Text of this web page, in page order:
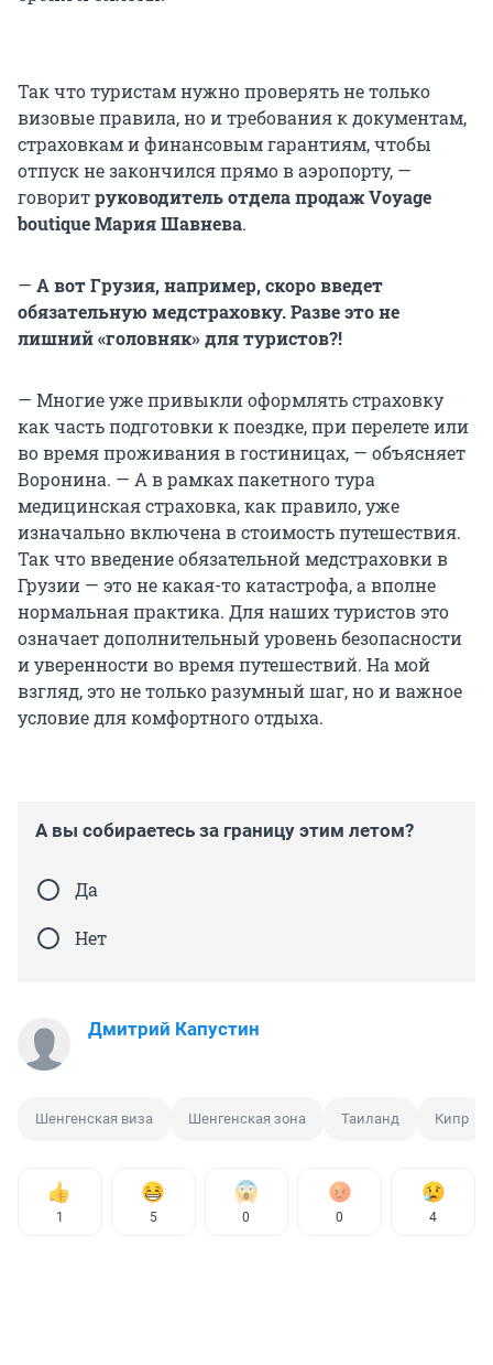
Так что туристам нужно проверять не только
визовые правила, но и требования к документам,
страховкам и финансовым гарантиям, чтобы
отпуск не закончился прямо в аэропорту, —
говоритруководитель отдела продаж Voyage
boutique Мария Шавнева.
— А вот Грузия, например, скоро введет
обязательную медстраховку. Разве это не
лишний «головняк» для туристов?!
— Многие уже привыкли оформлять страховку
как часть подготовки к поездке, при перелете или
во время проживания в гостиницах, — объясняет
Воронина. — А в рамках пакетного тура
медицинская страховка, как правило, уже
изначально включена в стоимость путешествия.
Так что введение обязательной медстраховки в
Грузии — это не какая-то катастрофа, а вполне
нормальная практика. Для наших туристов это
означает дополнительный уровень безопасности
и уверенности во время путешествий. На мой
взгляд, это не только разумный шаг, но и важное
условие для комфортного отдыха.
А вы собираетесь за границу этим летом?
Да
Нет
Дмитрий Капустин
Шенгенская виза Шенгенская зона Таиланд Кипр
1 5 0 0 4